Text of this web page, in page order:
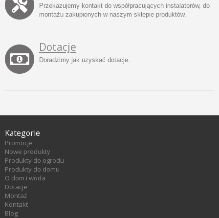
Przekazujemy kontakt do współpracujących instalatorów, do
montażu zakupionych w naszym sklepie produktów.
Dotacje
Doradzimy jak uzyskać dotacje.
Kategorie
Promocje
Nowe produkty
Produkty do ogrodu
Produkty do domu
O dom i woda
Dotacje
Montaż
Kontakt
Blog